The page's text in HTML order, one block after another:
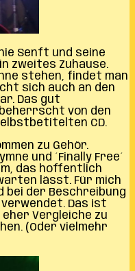
Senft und seine
zweites Zuhause.
stehen, findet man
sich auch an den
Das gut
von den
CD.
zu Gehör.
und ´Finally Free´
das hoffentlich
lässt. Für mich
bei der Beschreibung
Das ist
Vergleiche zu
(Oder vielmehr